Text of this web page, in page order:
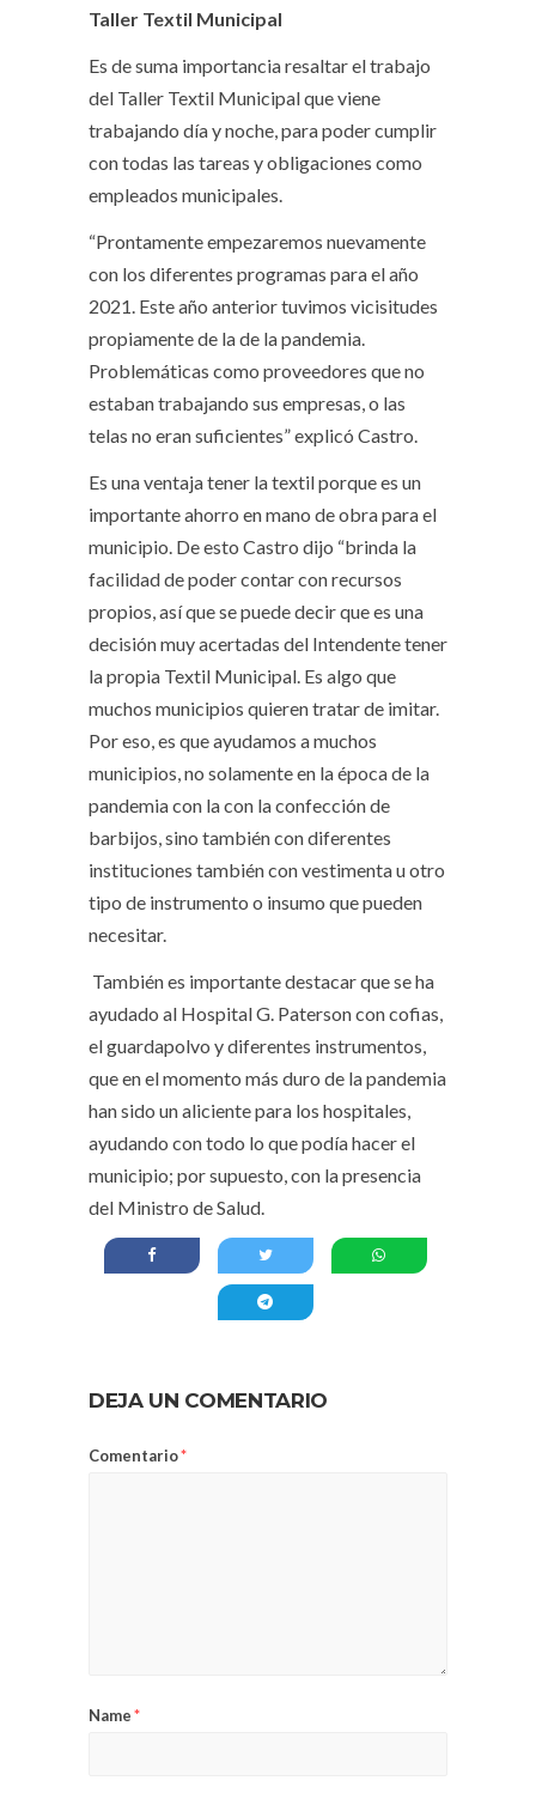
Taller Textil Municipal
Es de suma importancia resaltar el trabajo
del Taller Textil Municipal que viene
trabajando día y noche, para poder cumplir
con todas las tareas y obligaciones como
empleados municipales.
“Prontamente empezaremos nuevamente
con los diferentes programas para el año
2021. Este año anterior tuvimos vicisitudes
propiamente de la de la pandemia.
Problemáticas como proveedores que no
estaban trabajando sus empresas, o las
telas no eran suficientes” explicó Castro.
Es una ventaja tener la textil porque es un
importante ahorro en mano de obra para el
municipio. De esto Castro dijo “brinda la
facilidad de poder contar con recursos
propios, así que se puede decir que es una
decisión muy acertadas del Intendente tener
la propia Textil Municipal. Es algo que
muchos municipios quieren tratar de imitar.
Por eso, es que ayudamos a muchos
municipios, no solamente en la época de la
pandemia con la con la confección de
barbijos, sino también con diferentes
instituciones también con vestimenta u otro
tipo de instrumento o insumo que pueden
necesitar.
También es importante destacar que se ha
ayudado al Hospital G. Paterson con cofias,
el guardapolvo y diferentes instrumentos,
que en el momento más duro de la pandemia
han sido un aliciente para los hospitales,
ayudando con todo lo que podía hacer el
municipio; por supuesto, con la presencia
del Ministro de Salud.
DEJA UN COMENTARIO
Comentario*
Name*